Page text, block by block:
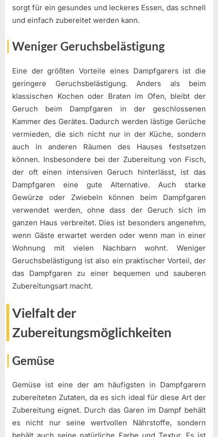
sorgt für ein gesundes und leckeres Essen, das schnell
und einfach zubereitet werden kann.
Weniger Geruchsbelästigung
Eine der größten Vorteile eines Dampfgarers ist die
geringere Geruchsbelästigung. Anders als beim
klassischen Kochen oder Braten im Ofen, bleibt der
Geruch beim Dampfgaren in der geschlossenen
Kammer des Gerätes. Dadurch werden lästige Gerüche
vermieden, die sich nicht nur in der Küche, sondern
auch in anderen Räumen des Hauses festsetzen
können. Insbesondere bei der Zubereitung von Fisch,
der oft einen intensiven Geruch hinterlässt, ist das
Dampfgaren eine gute Alternative. Auch starke
Gewürze oder Zwiebeln können beim Dampfgaren
verwendet werden, ohne dass der Geruch sich im
ganzen Haus verbreitet. Dies ist besonders angenehm,
wenn Gäste erwartet werden oder wenn man in einer
Wohnung mit vielen Nachbarn wohnt. Weniger
Geruchsbelästigung ist also ein praktischer Vorteil, der
das Dampfgaren zu einer bequemen und sauberen
Zubereitungsart macht.
Vielfalt der
Zubereitungsmöglichkeiten
Gemüse
Gemüse ist eine der am häufigsten in Dampfgarern
zubereiteten Zutaten, da es sich ideal für diese Art der
Zubereitung eignet. Durch das Garen im Dampf behält
es nicht nur seine wertvollen Nährstoffe, sondern